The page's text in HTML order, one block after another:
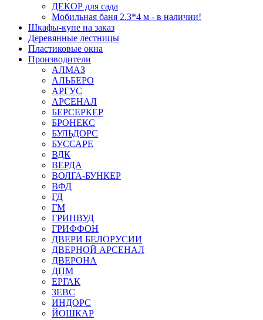
ДЕКОР для сада
Мобильная баня 2.3*4 м - в наличии!
Шкафы-купе на заказ
Деревянные лестницы
Пластиковые окна
Производители
АЛМАЗ
АЛЬБЕРО
АРГУС
АРСЕНАЛ
БЕРСЕРКЕР
БРОНЕКС
БУЛЬДОРС
БУССАРЕ
ВДК
ВЕРДА
ВОЛГА-БУНКЕР
ВФД
ГД
ГМ
ГРИНВУД
ГРИФФОН
ДВЕРИ БЕЛОРУСИИ
ДВЕРНОЙ АРСЕНАЛ
ДВЕРОНА
ДПМ
ЕРГАК
ЗЕВС
ИНДОРС
ЙОШКАР